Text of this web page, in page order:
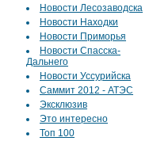
Новости Лесозаводска
Новости Находки
Новости Приморья
Новости Спасска-
Дальнего
Новости Уссурийска
Саммит 2012 - АТЭС
Эксклюзив
Это интересно
Топ 100